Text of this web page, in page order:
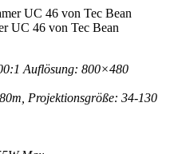
UC 46 von Tec Bean
Auflösung: 800×480
Projektionsgröße: 34-130